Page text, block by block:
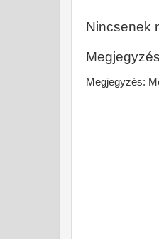
Nincsenek
Megjegyzés: